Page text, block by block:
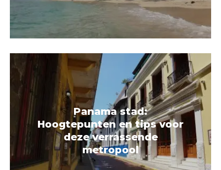
Panama stad:
Hoogtepunten en tips voor
deze verrassende
metropool